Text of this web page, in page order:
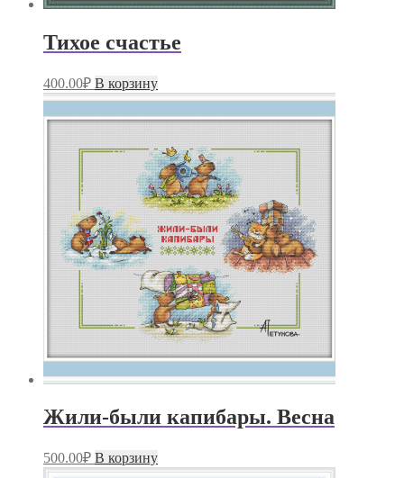
Тихое счастье
400.00₽ В корзину
Жили-были капибары. Весна
500.00₽ В корзину